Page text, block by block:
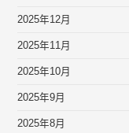
2025年12月
2025年11月
2025年10月
2025年9月
2025年8月